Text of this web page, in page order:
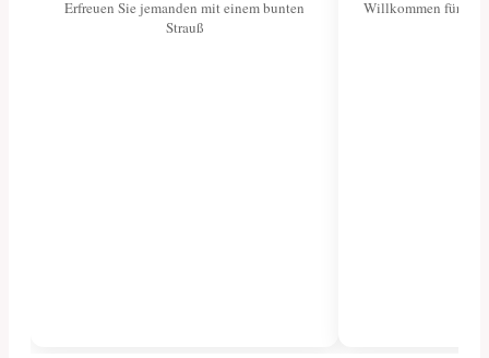
Erfreuen Sie jemanden mit einem bunten
Strauß
Willkommen für